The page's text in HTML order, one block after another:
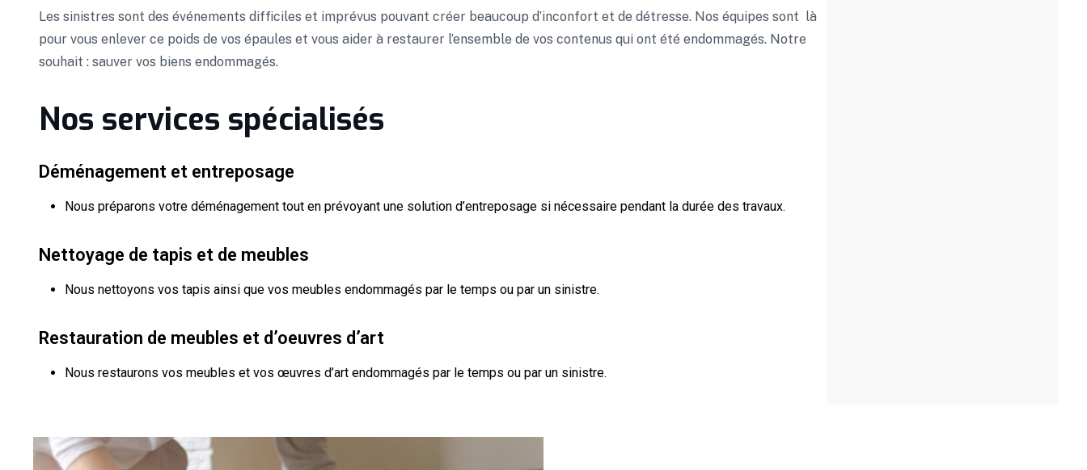
Les sinistres sont des événements difficiles et imprévus pouvant créer beaucoup d’inconfort et de détresse. Nos équipes sont là
pour vous enlever ce poids de vos épaules et vous aider à restaurer l’ensemble de vos contenus qui ont été endommagés. Notre
souhait : sauver vos biens endommagés.
Nos services spécialisés
Déménagement et entreposage
Nous préparons votre déménagement tout en prévoyant une solution d’entreposage si nécessaire pendant la durée des travaux.
Nettoyage de tapis et de meubles
Nous nettoyons vos tapis ainsi que vos meubles endommagés par le temps ou par un sinistre.
Restauration de meubles et d’oeuvres d’art
Nous restaurons vos meubles et vos œuvres d’art endommagés par le temps ou par un sinistre.